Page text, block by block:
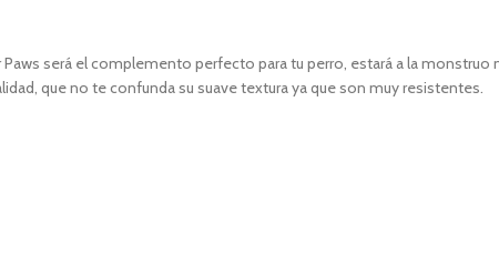
será el complemento perfecto para tu perro, estará a la monstruo
que no te confunda su suave textura ya que son muy resistentes.